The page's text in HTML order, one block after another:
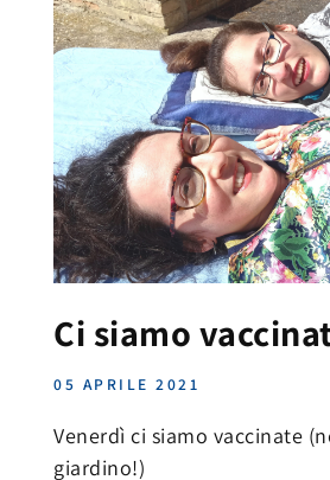
Ci siamo
05 APRILE 2021
Venerdì ci siamo vaccinate
giardino!)